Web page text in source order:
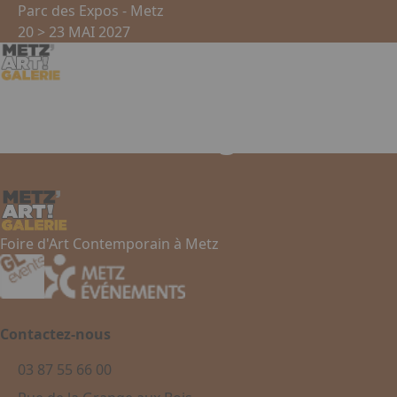
Aller au contenu principal
Parc des Expos - Metz
20 > 23 MAI 2027
Emission TV Agri -
Foire d'Art Contemporain à Metz
Contactez-nous
03 87 55 66 00
Panneau de gestion des cookies